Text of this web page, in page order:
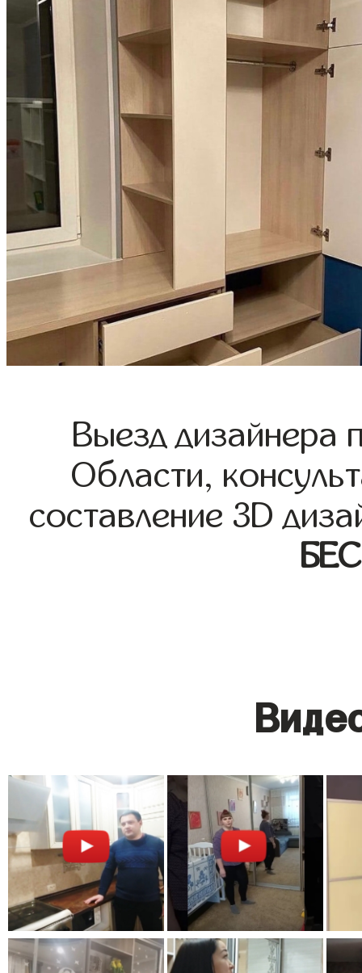
Выезд дизайнера
Области,
составление 3D